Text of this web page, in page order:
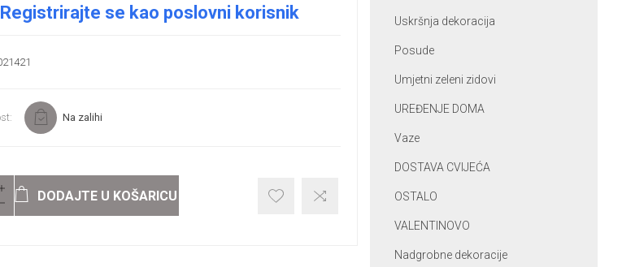
Registrirajte se kao poslovni korisnik
Na zalihi
DODAJTE U KOŠARICU
Uskršnja dekoracija
Posude
Umjetni zeleni zidovi
UREĐENJE DOMA
Vaze
DOSTAVA CVIJEĆA
OSTALO
VALENTINOVO
Nadgrobne dekoracije